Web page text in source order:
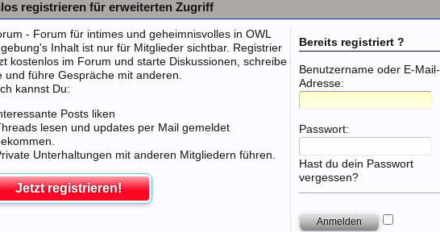
registrieren für erweiterten Zugriff
Bereits registriert ?
Benutzername oder E-Mail-
Adresse:
Passwort:
Hast du dein Passwort
vergessen?
- Forum für intimes und geheimnisvolles in OWL
Inhalt ist nur für Mitglieder sichtbar. Registrier
kostenlos im Forum und starte Diskussionen, schreibe
und führe Gespräche mit anderen.
kannst Du:
Posts liken
lesen und updates per Mail gemeldet
Unterhaltungen mit anderen Mitgliedern führen.
Jetzt registrieren!